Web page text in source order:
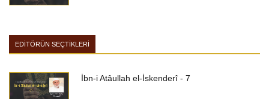
EDİTÖRÜN SEÇTİKLERİ
İbn-i Atâullah el-İskenderî - 7